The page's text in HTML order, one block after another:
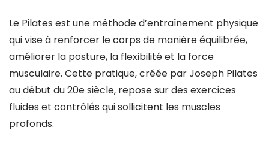
Le Pilates est une méthode d’entraînement physique
qui vise à renforcer le corps de manière équilibrée,
améliorer la posture, la flexibilité et la force
musculaire. Cette pratique, créée par Joseph Pilates
au début du 20e siècle, repose sur des exercices
fluides et contrôlés qui sollicitent les muscles
profonds.